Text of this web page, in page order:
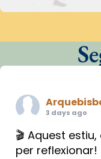
3 days ago
🎬 Aquest
per reflexionar!